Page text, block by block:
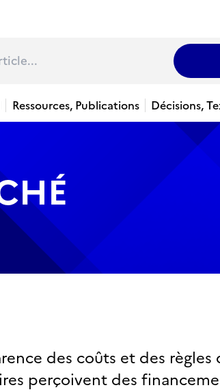
Ressources, Publications Décisions,
des coûts et des règles
perçoivent des